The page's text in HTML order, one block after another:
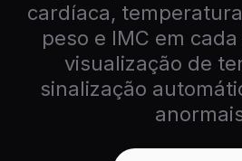
cardíaca,
peso e IMC em
visualização de
sinalização